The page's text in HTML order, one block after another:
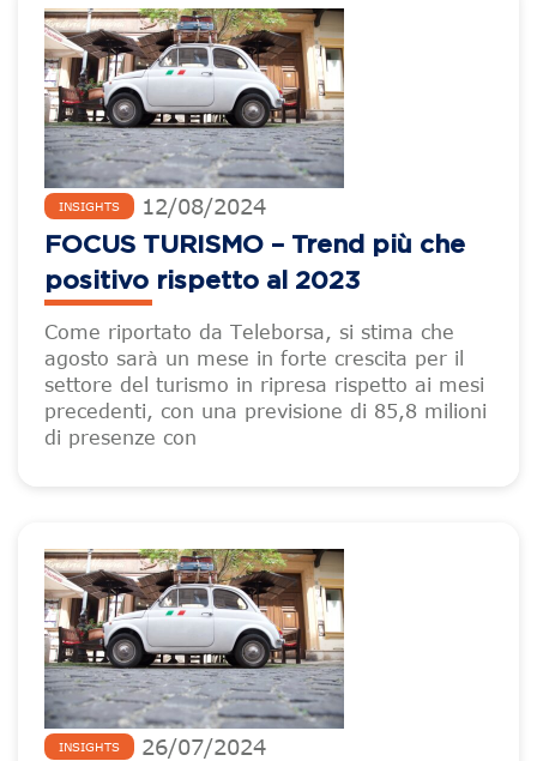
INSIGHTS 12/08/2024
FOCUS TURISMO – Trend più che
positivo rispetto al 2023
Come riportato da Teleborsa, si stima che
agosto sarà un mese in forte crescita per il
settore del turismo in ripresa rispetto ai mesi
precedenti, con una previsione di 85,8 milioni
di presenze con
INSIGHTS 26/07/2024